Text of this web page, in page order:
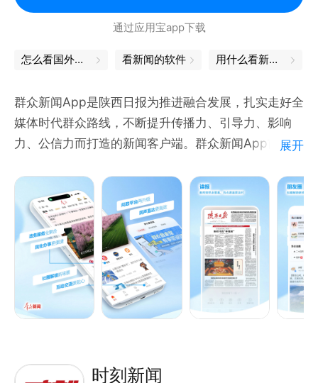
能，灵活适配用户观看需求。三是轻量化短视频专区，
将各类新闻拆解为短时长轻量化内容，适配碎片化阅
读。四是互动共生社区，依托看看号支持用户观点分
通过应用宝app下载
怎么看国外新闻 看新闻的软件 用什么看新闻最好
群众新闻App是陕西日报为推进融合发展，扎实走好全
媒体时代群众路线，不断提升传播力、引导力、影响
力、公信力而打造的新闻客户端。群众新闻App前身是
将以权威新闻资讯和便捷生活服务为目标，关注群众、
服务群众，向群众学习、为群众讴歌。
展开
时刻新闻